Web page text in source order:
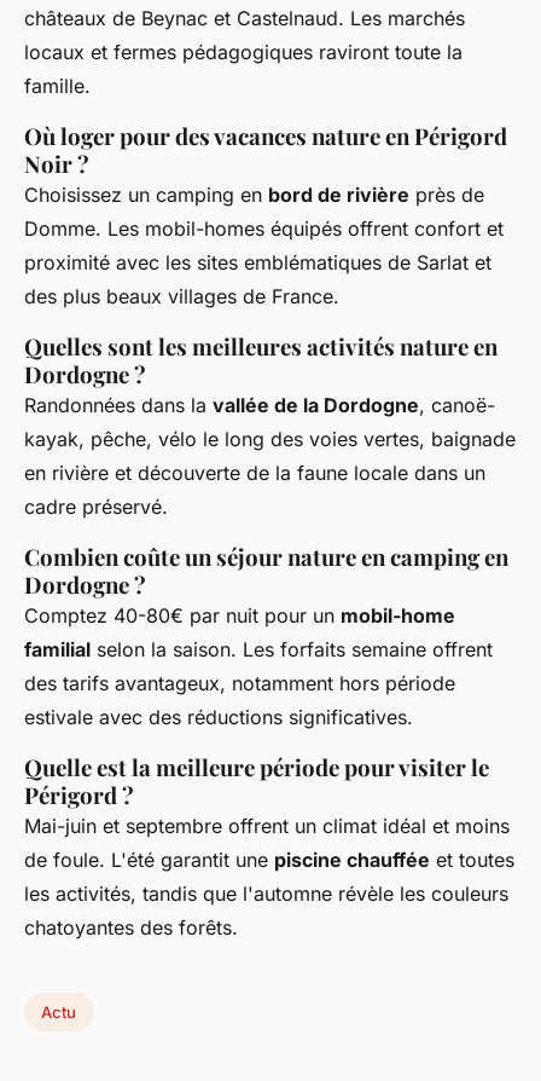
châteaux de Beynac et Castelnaud. Les marchés
locaux et fermes pédagogiques raviront toute la
famille.
Où loger pour des vacances nature en Périgord
Noir ?
Choisissez un camping en bord de rivière près de
Domme. Les mobil-homes équipés offrent confort et
proximité avec les sites emblématiques de Sarlat et
des plus beaux villages de France.
Quelles sont les meilleures activités nature en
Dordogne ?
Randonnées dans la vallée de la Dordogne, canoë-
kayak, pêche, vélo le long des voies vertes, baignade
en rivière et découverte de la faune locale dans un
cadre préservé.
Combien coûte un séjour nature en camping en
Dordogne ?
Comptez 40-80€ par nuit pour un mobil-home
familial selon la saison. Les forfaits semaine offrent
des tarifs avantageux, notamment hors période
estivale avec des réductions significatives.
Quelle est la meilleure période pour visiter le
Périgord ?
Mai-juin et septembre offrent un climat idéal et moins
de foule. L'été garantit une piscine chauffée et toutes
les activités, tandis que l'automne révèle les couleurs
chatoyantes des forêts.
Actu